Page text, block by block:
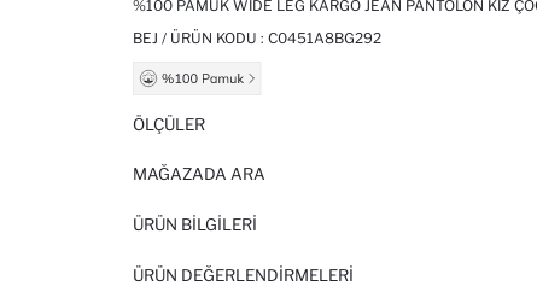
%100 PAMUK WIDE LEG KARGO JEAN PANTOLON KIZ
BEJ / ÜRÜN KODU : C0451A8BG292
ÖLÇÜLER
MAĞAZADA ARA
ÜRÜN BILGILERI
ÜRÜN DEĞERLENDİRMELERİ